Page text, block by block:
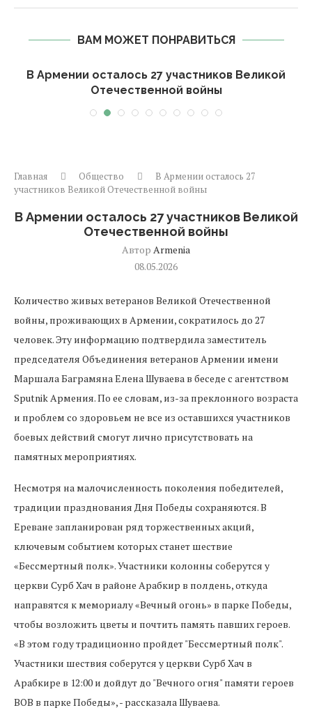
ВАМ МОЖЕТ ПОНРАВИТЬСЯ
В Армении осталось 27 участников Великой
Отечественной войны
Главная Общество
В Армении осталось 27
участников Великой Отечественной войны
В Армении осталось 27 участников Великой
Отечественной войны
Автор Armenia
08.05.2026
Количество живых ветеранов Великой Отечественной
войны, проживающих в Армении, сократилось до 27
человек. Эту информацию подтвердила заместитель
председателя Объединения ветеранов Армении имени
Маршала Баграмяна Елена Шуваева в беседе с агентством
Sputnik Армения. По ее словам, из-за преклонного возраста
и проблем со здоровьем не все из оставшихся участников
боевых действий смогут лично присутствовать на
памятных мероприятиях.
Несмотря на малочисленность поколения победителей,
традиции празднования Дня Победы сохраняются. В
Ереване запланирован ряд торжественных акций,
ключевым событием которых станет шествие
«Бессмертный полк». Участники колонны соберутся у
церкви Сурб Хач в районе Арабкир в полдень, откуда
направятся к мемориалу «Вечный огонь» в парке Победы,
чтобы возложить цветы и почтить память павших героев.
«В этом году традиционно пройдет "Бессмертный полк".
Участники шествия соберутся у церкви Сурб Хач в
Арабкире в 12:00 и дойдут до "Вечного огня" памяти героев
ВОВ в парке Победы», - рассказала Шуваева.